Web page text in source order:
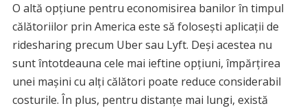
O altă opțiune pentru economisirea banilor în timpul
călătoriilor prin America este să folosești aplicații de
ridesharing precum Uber sau Lyft. Deși acestea nu
sunt întotdeauna cele mai ieftine opțiuni, împărțirea
unei mașini cu alți călători poate reduce considerabil
costurile. În plus, pentru distanțe mai lungi, există